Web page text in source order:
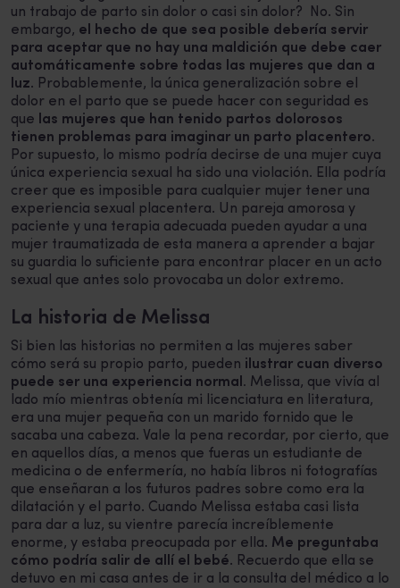
un trabajo de parto sin dolor o casi sin dolor? No. Sin
embargo, el hecho de que sea posible debería servir
para aceptar que no hay una maldición que debe caer
automáticamente sobre todas las mujeres que dan a
luz. Probablemente, la única generalización sobre el
dolor en el parto que se puede hacer con seguridad es
que las mujeres que han tenido partos dolorosos
tienen problemas para imaginar un parto placentero.
Por supuesto, lo mismo podría decirse de una mujer cuya
única experiencia sexual ha sido una violación. Ella podría
creer que es imposible para cualquier mujer tener una
experiencia sexual placentera. Un pareja amorosa y
paciente y una terapia adecuada pueden ayudar a una
mujer traumatizada de esta manera a aprender a bajar
su guardia lo suficiente para encontrar placer en un acto
sexual que antes solo provocaba un dolor extremo.
La historia de Melissa
Si bien las historias no permiten a las mujeres saber
cómo será su propio parto, pueden ilustrar cuan diverso
puede ser una experiencia normal. Melissa, que vivía al
lado mío mientras obtenía mi licenciatura en literatura,
era una mujer pequeña con un marido fornido que le
sacaba una cabeza. Vale la pena recordar, por cierto, que
en aquellos días, a menos que fueras un estudiante de
medicina o de enfermería, no había libros ni fotografías
que enseñaran a los futuros padres sobre como era la
dilatación y el parto. Cuando Melissa estaba casi lista
para dar a luz, su vientre parecía increíblemente
enorme, y estaba preocupada por ella. Me preguntaba
cómo podría salir de allí el bebé. Recuerdo que ella se
detuvo en mi casa antes de ir a la consulta del médico a lo